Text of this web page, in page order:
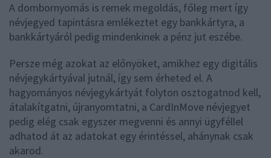
A dombornyomás is remek megoldás, főleg mert így
névjegyed tapintásra emlékeztet egy bankkártyra, a
bankkártyáról pedig mindenkinek a pénz jut eszébe.
Persze még azokat az előnyöket, amikhez egy digitális
névjegykártyával jutnál, így sem érheted el. A
hagyományos névjegykártyát folyton osztogatnod kell,
átalakítgatni, újranyomtatni, a CardInMove névjegyet
pedig elég csak egyszer megvenni és annyi ügyféllel
adhatod át az adatokat egy érintéssel, ahánynak csak
akarod.